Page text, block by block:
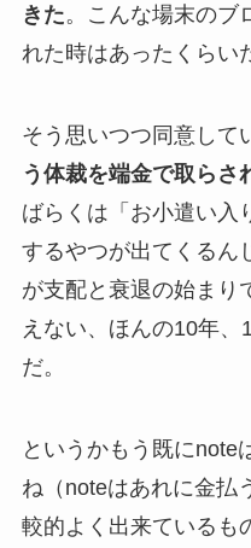
きた。こんな場末のブ
れた時はあったくらい
そう思いつつ同意して
う体裁を端金で取らさ
ばらくは「お小遣い入
するやつが出てくるん
が支配と衰退の始まり
えない、ほんの10年
だ。
というかもう既にnote
ね（noteはあれに金払
較的よく出来ているも